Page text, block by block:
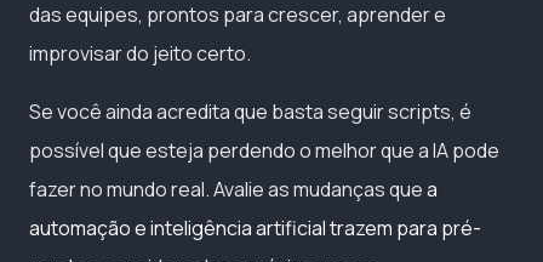
das equipes, prontos para crescer, aprender e
improvisar do jeito certo.
Se você ainda acredita que basta seguir scripts, é
possível que esteja perdendo o melhor que a IA pode
fazer no mundo real. Avalie as mudanças quea
automação e inteligência artificial trazem para pré-